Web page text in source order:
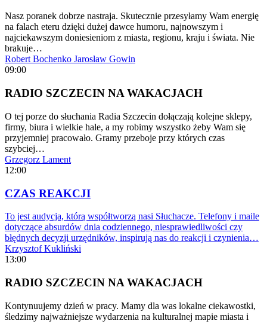
Nasz poranek dobrze nastraja. Skutecznie przesyłamy Wam energię
na falach eteru dzięki dużej dawce humoru, najnowszym i
najciekawszym doniesieniom z miasta, regionu, kraju i świata. Nie
brakuje…
Robert Bochenko Jarosław Gowin
09:00
RADIO SZCZECIN NA WAKACJACH
O tej porze do słuchania Radia Szczecin dołączają kolejne sklepy,
firmy, biura i wielkie hale, a my robimy wszystko żeby Wam się
przyjemniej pracowało. Gramy przeboje przy których czas
szybciej…
Grzegorz Lament
12:00
CZAS REAKCJI
To jest audycja, którą współtworzą nasi Słuchacze. Telefony i maile
dotyczące absurdów dnia codziennego, niesprawiedliwości czy
błędnych decyzji urzędników, inspirują nas do reakcji i czynienia…
Krzysztof Kukliński
13:00
RADIO SZCZECIN NA WAKACJACH
Kontynuujemy dzień w pracy. Mamy dla was lokalne ciekawostki,
śledzimy najważniejsze wydarzenia na kulturalnej mapie miasta i